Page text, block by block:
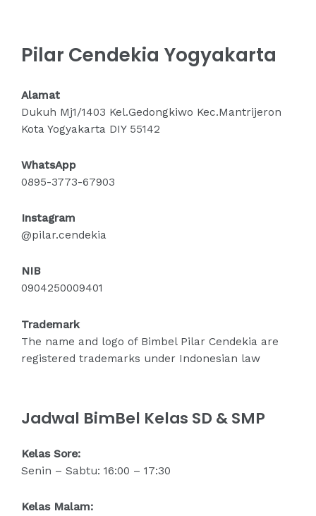
Pilar Cendekia Yogyakarta
Alamat
Dukuh Mj1/1403 Kel.Gedongkiwo Kec.Mantrijeron
Kota Yogyakarta DIY 55142
WhatsApp
0895-3773-67903
Instagram
@pilar.cendekia
NIB
0904250009401
Trademark
The name and logo of Bimbel Pilar Cendekia are
registered trademarks under Indonesian law
Jadwal BimBel Kelas SD & SMP
Kelas Sore:
Senin – Sabtu: 16:00 – 17:30
Kelas Malam: